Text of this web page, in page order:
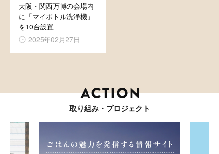
大阪・関西万博の会場内
に「マイボトル洗浄機」
を10台設置
2025年02月27日
取り組み・プロジェクト